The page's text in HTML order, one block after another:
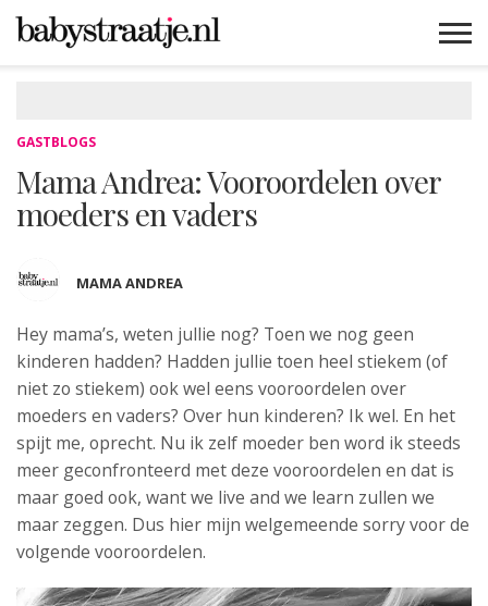
GASTBLOGS
Mama Andrea: Vooroordelen over
moeders en vaders
MAMA ANDREA
Hey mama’s, weten jullie nog? Toen we nog geen
kinderen hadden? Hadden jullie toen heel stiekem (of
niet zo stiekem) ook wel eens vooroordelen over
moeders en vaders? Over hun kinderen? Ik wel. En het
spijt me, oprecht. Nu ik zelf moeder ben word ik steeds
meer geconfronteerd met deze vooroordelen en dat is
maar goed ook, want we live and we learn zullen we
maar zeggen. Dus hier mijn welgemeende sorry voor de
volgende vooroordelen.